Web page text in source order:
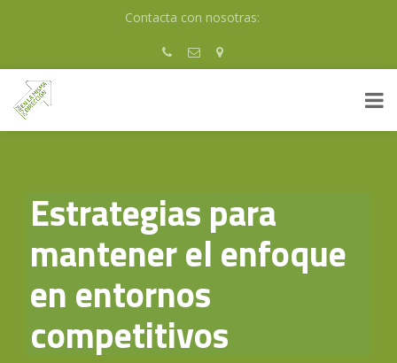
Contacta con nosotras:
Estrategias para
mantener el enfoque
en entornos
competitivos